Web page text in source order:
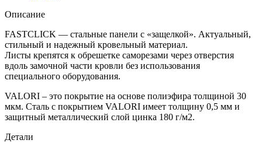
Описание
FASTCLICK — стальные панели с «защелкой». Актуальный,
стильный и надежный кровельный материал.
Листы крепятся к обрешетке саморезами через отверстия
вдоль замочной части кровли без использования
специального оборудования.
VALORI – это покрытие на основе полиэфира толщиной 30
мкм. Сталь с покрытием VALORI имеет толщину 0,5 мм и
защитный металлический слой цинка 180 г/м2.
Детали